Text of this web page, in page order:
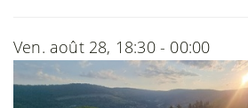
Ven. août 28, 18:30 - 00:00